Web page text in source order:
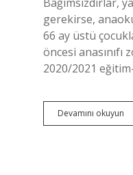
gerekirse,
66 ay üstü
öncesi anasınıfı
2020/2021
Devamını okuyun